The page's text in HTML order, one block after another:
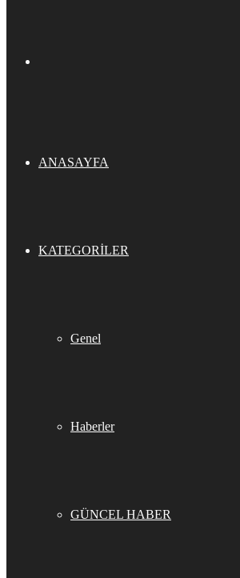
ANASAYFA
KATEGORILER
Genel
Haberler
GÜNCEL HABER